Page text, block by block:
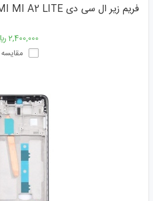
فریم زیر ال سی دی XIAOMI MI A2 LITE
2,400,000 ﷼
مقایسه